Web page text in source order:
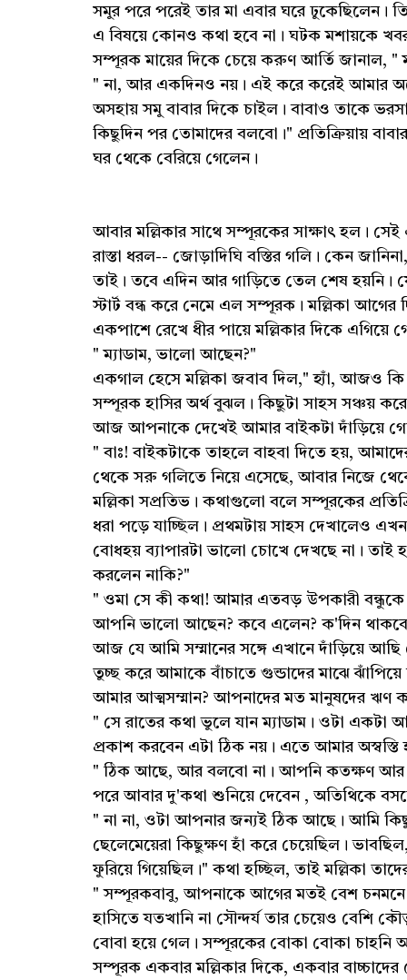
সমুর পরে পরেই তার মা এবার ঘরে ঢুকেছিলেন।
এ বিষয়ে কোনও কথা হবে না। ঘটক মশায়কে
সম্পূরক মায়ের দিকে চেয়ে করুণ আর্তি জানাল,
" না, আর একদিনও নয়। এই করে করেই আমার
অসহায় সমু বাবার দিকে চাইল। বাবাও তাকে
কিছুদিন পর তোমাদের বলবো।" প্রতিক্রিয়ায়
ঘর থেকে বেরিয়ে গেলেন।
আবার মল্লিকার সাথে সম্পূরকের সাক্ষাৎ হল।
রাস্তা ধরল-- জোড়াদিঘি বস্তির গলি। কেন
তাই। তবে এদিন আর গাড়িতে তেল শেষ হয়নি।
স্টার্ট বন্ধ করে নেমে এল সম্পূরক। মল্লিকা
একপাশে রেখে ধীর পায়ে মল্লিকার দিকে এগিয়ে
" ম্যাডাম, ভালো আছেন?"
একগাল হেসে মল্লিকা জবাব দিল," হ্যাঁ, আজও
সম্পূরক হাসির অর্থ বুঝল। কিছুটা সাহস সঞ্চয়
আজ আপনাকে দেখেই আমার বাইকটা দাঁড়িয়ে
" বাঃ! বাইকটাকে তাহলে বাহবা দিতে হয়,
থেকে সরু গলিতে নিয়ে এসেছে, আবার নিজে
মল্লিকা সপ্রতিভ। কথাগুলো বলে সম্পূরকের
ধরা পড়ে যাচ্ছিল। প্রথমটায় সাহস দেখালেও
বোধহয় ব্যাপারটা ভালো চোখে দেখছে না।
করলেন নাকি?"
" ওমা সে কী কথা! আমার এতবড় উপকারী
আপনি ভালো আছেন? কবে এলেন? ক'দিন
আজ যে আমি সম্মানের সঙ্গে এখানে দাঁড়িয়ে
তুচ্ছ করে আমাকে বাঁচাতে গুন্ডাদের মাঝে
আমার আত্মসম্মান? আপনাদের মত মানুষদের ঋণ
" সে রাতের কথা ভুলে যান ম্যাডাম। ওটা একটা
প্রকাশ করবেন এটা ঠিক নয়। এতে আমার অস্বস্তি
" ঠিক আছে, আর বলবো না। আপনি কতক্ষণ আর
পরে আবার দু'কথা শুনিয়ে দেবেন , অতিথিকে
" না না, ওটা আপনার জন্যই ঠিক আছে। আমি
ছেলেমেয়েরা কিছুক্ষণ হাঁ করে চেয়েছিল।
ফুরিয়ে গিয়েছিল।" কথা হচ্ছিল, তাই মল্লিকা
" সম্পূরকবাবু, আপনাকে আগের মতই বেশ চনমনে
হাসিতে যতখানি না সৌন্দর্য তার চেয়েও বেশি
বোবা হয়ে গেল। সম্পূরকের বোকা বোকা চাহনি
সম্পূরক একবার মল্লিকার দিকে, একবার